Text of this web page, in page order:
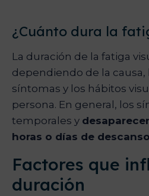
¿Cuánto dura la
La duración de la fatiga
dependiendo de la causa,
síntomas y los hábitos
persona. En general, los
temporales y
horas o días de descanso
Factores que
duración